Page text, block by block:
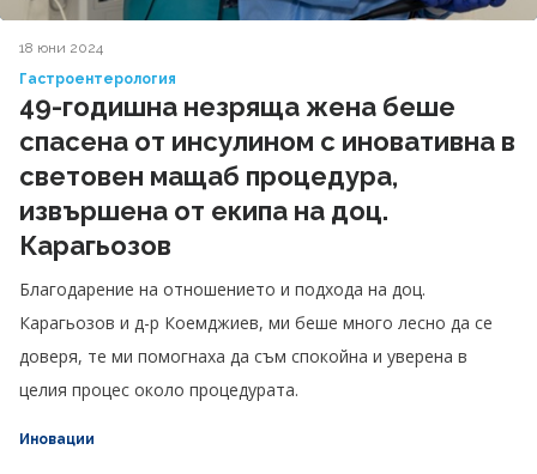
18 юни 2024
Гастроентерология
49-годишна незряща жена беше
спасена от инсулином с иновативна в
световен мащаб процедура,
извършена от екипа на доц.
Карагьозов
Благодарение на отношението и подхода на доц.
Карагьозов и д-р Коемджиев, ми беше много лесно да се
доверя, те ми помогнаха да съм спокойна и уверена в
целия процес около процедурата.
Иновации